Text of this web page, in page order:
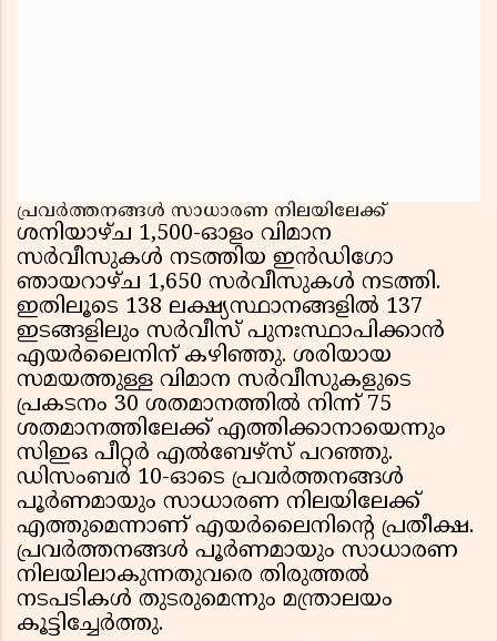
പ്രവർത്തനങ്ങൾ സാധാരണ നിലയിലേക്ക്
ശനിയാഴ്ച 1,500-ഓളം വിമാന
സർവീസുകൾ നടത്തിയ ഇൻഡിഗോ
ഞായറാഴ്ച 1,650 സർവീസുകൾ നടത്തി.
ഇതിലൂടെ 138 ലക്ഷ്യസ്ഥാനങ്ങളിൽ 137
ഇടങ്ങളിലും സർവീസ് പുനഃസ്ഥാപിക്കാൻ
എയർലൈനിന് കഴിഞ്ഞു. ശരിയായ
സമയത്തുള്ള വിമാന സർവീസുകളുടെ
പ്രകടനം 30 ശതമാനത്തിൽ നിന്ന് 75
ശതമാനത്തിലേക്ക് എത്തിക്കാനായെന്നും
സിഇഒ പീറ്റർ എൽബേഴ്‌സ് പറഞ്ഞു.
ഡിസംബർ 10-ഓടെ പ്രവർത്തനങ്ങൾ
പൂർണമായും സാധാരണ നിലയിലേക്ക്
എത്തുമെന്നാണ് എയർലൈനിൻ്റെ പ്രതീക്ഷ.
പ്രവർത്തനങ്ങൾ പൂർണമായും സാധാരണ
നിലയിലാകുന്നതുവരെ തിരുത്തൽ
നടപടികൾ തുടരുമെന്നും മന്ത്രാലയം
കൂട്ടിച്ചേർത്തു.